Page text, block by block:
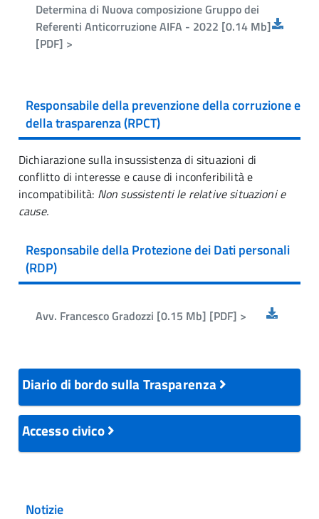
Determina di Nuova composizione Gruppo dei
Referenti Anticorruzione AIFA - 2022 [0.14 Mb]
[PDF] >
Responsabile della prevenzione della corruzione e
della trasparenza (RPCT)
Dichiarazione sulla insussistenza di situazioni di
conflitto di interesse e cause di inconferibilità e
incompatibilità: Non sussistenti le relative situazioni e
cause.
Responsabile della Protezione dei Dati personali
(RDP)
Avv. Francesco Gradozzi [0.15 Mb] [PDF] >
Diario di bordo sulla Trasparenza
Accesso civico
Notizie